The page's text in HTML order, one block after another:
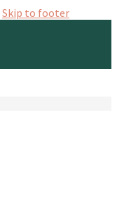
Skip to footer